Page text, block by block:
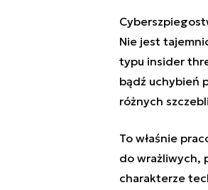
Nie jest
typu insider
bądź uchybień
różnych
To właśnie
do wrażliwych,
charakterze